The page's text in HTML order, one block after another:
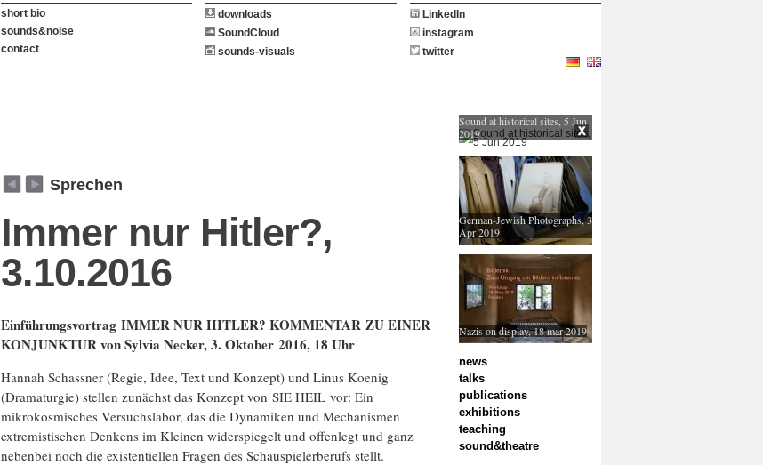
short bio
sounds&noise
contact
downloads
SoundCloud
sounds-visuals
LinkedIn
instagram
twitter
weiterzurück
Sprechen
Sound at historical sites, 5 Jun
2019
German-Jewish Photographs, 3
Apr 2019
Nazis on display, 18 mar 2019
news
talks
publications
exhibitions
teaching
sound&theatre
Immer nur Hitler?,
3.10.2016
Einführungsvortrag IMMER NUR HITLER? KOMMENTAR ZU EINER
KONJUNKTUR von Sylvia Necker, 3. Oktober 2016, 18 Uhr
Hannah Schassner (Regie, Idee, Text und Konzept) und Linus Koenig
(Dramaturgie) stellen zunächst das Konzept von SIE HEIL vor: Ein
mikrokosmisches Versuchslabor, das die Dynamiken und Mechanismen
extremistischen Denkens im Kleinen widerspiegelt und offenlegt und ganz
nebenbei noch die existentiellen Fragen des Schauspielerberufs stellt.